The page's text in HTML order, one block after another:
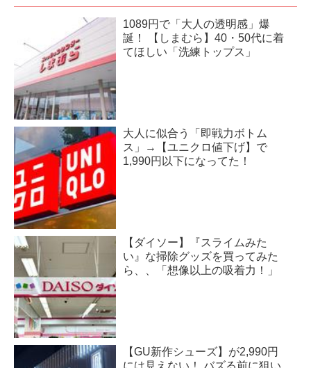
1089円で「大人の透明感」爆
誕！ 【しまむら】40・50代に着
てほしい「洗練トップス」
大人に似合う「即戦力ボトム
ス」→【ユニクロ値下げ】で
1,990円以下になってた！
【ダイソー】『スライムみた
い』な掃除グッズを買ってみた
ら、、「想像以上の吸着力！」
【GU新作シューズ】が2,990円